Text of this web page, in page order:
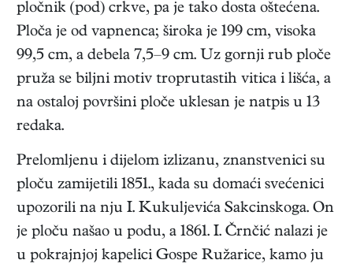
pločnik (pod) crkve, pa je tako dosta oštećena.
Ploča je od vapnenca; široka je 199 cm, visoka
99,5 cm, a debela 7,5–9 cm. Uz gornji rub ploče
pruža se biljni motiv troprutastih vitica i lišća, a
na ostaloj površini ploče uklesan je natpis u 13
redaka.
Prelomljenu i dijelom izlizanu, znanstvenici su
ploču zamijetili 1851., kada su domaći svećenici
upozorili na nju I. Kukuljevića Sakcinskoga. On
je ploču našao u podu, a 1861. I. Črnčić nalazi je
u pokrajnjoj kapelici Gospe Ružarice, kamo ju